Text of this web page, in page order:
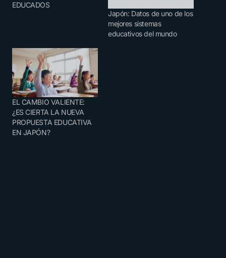
EDUCADOS
Japón: Datos de uno de los
mejores sistemas
educativos del mundo
EL CAMBIO VALIENTE:
¿ES CIERTA LA NUEVA
PROPUESTA EDUCATIVA
EN JAPÓN?